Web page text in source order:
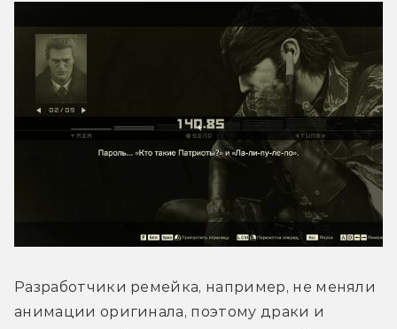
Разработчики ремейка, например, не меняли
анимации оригинала, поэтому драки и